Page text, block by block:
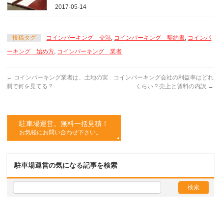
2017-05-14
投稿タグ コインパーキング 交渉, コインパーキング 契約書, コインパ
ーキング 始め方, コインパーキング 業者
← コインパーキング業者は、土地の実
測で何を見てる？
コインパーキング会社の利益率はどれ
くらい？売上と賃料の内訳 →
駐車場運営。無料一括見積！
お気軽にお問い合わせ下さい。
駐車場運営の気になる記事を検索